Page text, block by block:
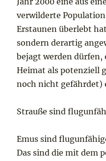
verwilderte
Erstaunen überlebt
sondern derartig
bejagt werden
Heimat als potenziell
noch nicht gefährdet)
Strauße sind
Emus sind
Das sind die mit dem